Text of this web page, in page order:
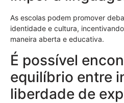
As escolas podem promover
identidade e cultura,
maneira aberta e educativa.
É possível
equilíbrio entre
liberdade de